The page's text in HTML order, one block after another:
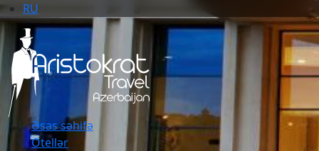
RU
Əsas səhifə
Otellər